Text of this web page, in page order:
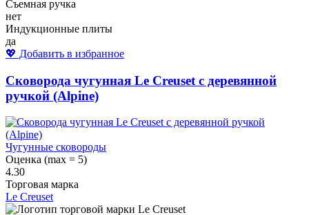
Съемная ручка
нет
Индукционные плиты
да
💖 Добавить в избранное
Сковорода чугунная Le Creuset с деревянной
ручкой (Alpine)
Чугунные сковороды
Оценка (max = 5)
4.30
Торговая марка
Le Creuset